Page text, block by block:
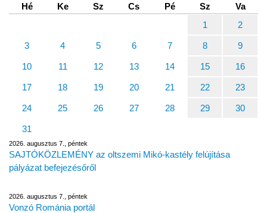
Hé
Ke Sz Cs Pé Sz
Va
1
2
3 4 5 6 7 8 9
10 11 12 13 14 15 16
17 18 19 20 21 22 23
24 25 26 27 28 29 30
31
2026. augusztus 7., péntek
SAJTÓKÖZLEMÉNY az oltszemi Mikó-kastély felújítása
pályázat befejezésőről
2026. augusztus 7., péntek
Vonzó Románia portál